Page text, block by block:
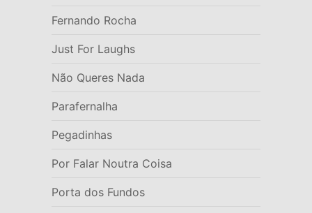
Fernando Rocha
Just For Laughs
Não Queres Nada
Parafernalha
Pegadinhas
Por Falar Noutra Coisa
Porta dos Fundos